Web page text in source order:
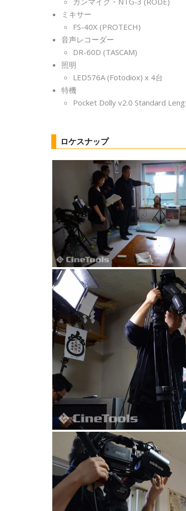
ミキサー
FS-40X (PROTECH)
音声レコーダー
DR-60D (TASCAM)
照明
LED576A (Fotodiox) x 4台
特機
Pocket Dolly v2.0 Standard
ロケスナップ